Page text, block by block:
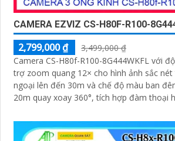
CAMERA EZVIZ CS-H80F-R100-
2,799,000 ₫
3,499,000 ₫
Camera CS-H80f-R100-8G444WKFL với
trợ zoom quang 12× cho hình ảnh sắc
ngoại lên đến 30m và chế độ màu ban
20m quay xoay 360°, tích hợp đàm thoại
Đạt chuẩn IP67 có khả năng chống bụi,
động ổn định trong mọi điều kiện thời tiết